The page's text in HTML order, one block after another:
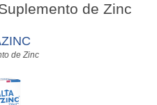
de Zinc
de Zinc